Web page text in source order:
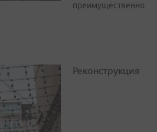
преимущественно
Реконструкция